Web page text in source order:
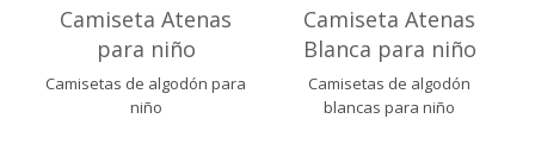
Camiseta Atenas
para niño
Camisetas de algodón para
niño
Camiseta Atenas
Blanca para niño
Camisetas de algodón
blancas para niño